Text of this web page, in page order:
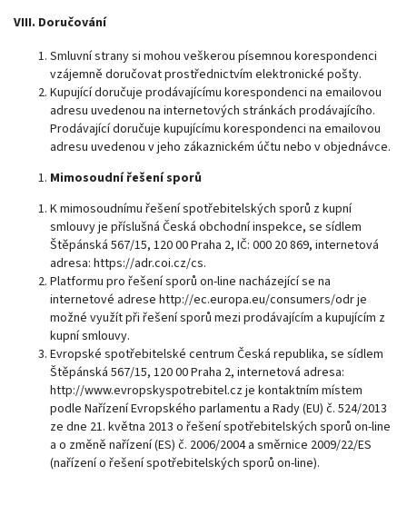
VIII. Doručování
Smluvní strany si mohou veškerou písemnou korespondenci
vzájemně doručovat prostřednictvím elektronické pošty.
Kupující doručuje prodávajícímu korespondenci na emailovou
adresu uvedenou na internetových stránkách prodávajícího.
Prodávající doručuje kupujícímu korespondenci na emailovou
adresu uvedenou v jeho zákaznickém účtu nebo v objednávce.
Mimosoudní řešení sporů
K mimosoudnímu řešení spotřebitelských sporů z kupní
smlouvy je příslušná Česká obchodní inspekce, se sídlem
Štěpánská 567/15, 120 00 Praha 2, IČ: 000 20 869, internetová
adresa: https://adr.coi.cz/cs.
Platformu pro řešení sporů on-line nacházející se na
internetové adrese http://ec.europa.eu/consumers/odr je
možné využít při řešení sporů mezi prodávajícím a kupujícím z
kupní smlouvy.
Evropské spotřebitelské centrum Česká republika, se sídlem
Štěpánská 567/15, 120 00 Praha 2, internetová adresa:
http://www.evropskyspotrebitel.cz je kontaktním místem
podle Nařízení Evropského parlamentu a Rady (EU) č. 524/2013
ze dne 21. května 2013 o řešení spotřebitelských sporů on-line
a o změně nařízení (ES) č. 2006/2004 a směrnice 2009/22/ES
(nařízení o řešení spotřebitelských sporů on-line).